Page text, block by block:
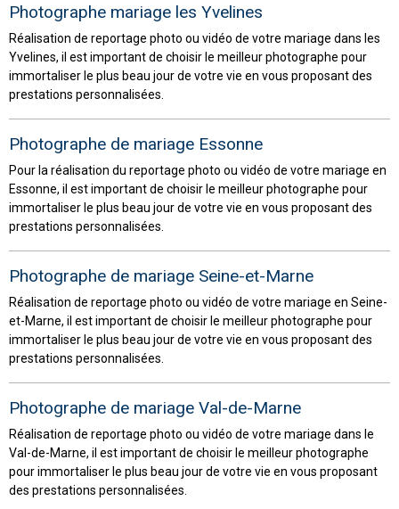
Photographe mariage les Yvelines
Réalisation de reportage photo ou vidéo de votre mariage dans les
Yvelines, il est important de choisir le meilleur photographe pour
immortaliser le plus beau jour de votre vie en vous proposant des
prestations personnalisées.
Photographe de mariage Essonne
Pour la réalisation du reportage photo ou vidéo de votre mariage en
Essonne, il est important de choisir le meilleur photographe pour
immortaliser le plus beau jour de votre vie en vous proposant des
prestations personnalisées.
Photographe de mariage Seine-et-Marne
Réalisation de reportage photo ou vidéo de votre mariage en Seine-
et-Marne, il est important de choisir le meilleur photographe pour
immortaliser le plus beau jour de votre vie en vous proposant des
prestations personnalisées.
Photographe de mariage Val-de-Marne
Réalisation de reportage photo ou vidéo de votre mariage dans le
Val-de-Marne, il est important de choisir le meilleur photographe
pour immortaliser le plus beau jour de votre vie en vous proposant
des prestations personnalisées.